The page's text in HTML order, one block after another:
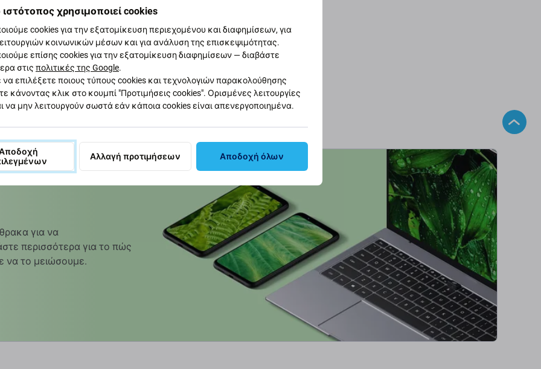
| μαύρο | black |
1 τεμ
στο καλάθι
για να
περισσότερα για το πώς
να το μειώσουμε.
χρησιμοποιεί cookies
cookies για την εξατομίκευση περιεχομένου και διαφημίσεων, για
κοινωνικών μέσων και για ανάλυση της επισκεψιμότητας.
επίσης cookies για την εξατομίκευση διαφημίσεων — διαβάστε
στις πολιτικές της Google.
να επιλέξετε ποιους τύπους cookies και τεχνολογιών παρακολούθησης
κάνοντας κλικ στο κουμπί "Προτιμήσεις cookies". Ορισμένες λειτουργίες
να μην λειτουργούν σωστά εάν κάποια cookies είναι απενεργοποιημένα.
Αλλαγή προτιμήσεων Αποδοχή όλων